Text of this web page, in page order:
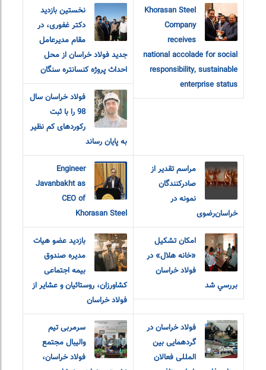
Khorasan Steel
Company
receives
national accolade for social
responsibility, sustainable
enterprise status
نخستین بازدید
دکتر غفوری، در
مقام مدیرعامل
جدید فولاد خراسان از محل
احداث پروژه کنسانتره سنگان
فولاد خراسان سال
98 را با ثبت
رکوردهای کم نظیر
به پایان رساند
مراسم تقدیر از
صادرکنندگان
نمونه در
خراسان‌رضوی
Engineer
Javanbakht as
CEO of
Khorasan Steel
امکان تشکيل
«خانه هلال» در
فولاد خراسان
بررسي شد
بازدید عضو هیات
مدیره صندوق
بیمه اجتماعی
کشاورزان، روستائیان و عشایر از
فولاد خراسان
فولاد خراسان در
گردهمایی بین
المللی فعالان
سرمربی تیم
والیبال مجتمع
فولاد خراسان،